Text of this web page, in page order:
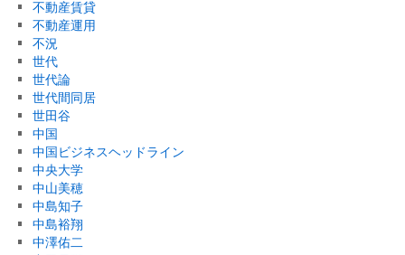
不動産賃貸
不動産運用
不況
世代
世代論
世代間同居
世田谷
中国
中国ビジネスヘッドライン
中央大学
中山美穂
中島知子
中島裕翔
中澤佑二